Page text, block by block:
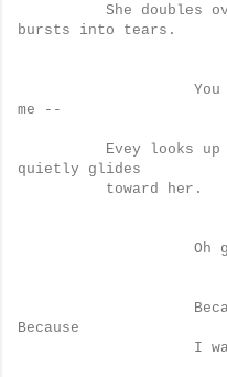
She doubles
bursts into tears.
me --
Evey looks
quietly glides
toward her.
Oh
Because
I